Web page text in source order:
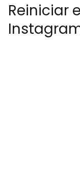
Reiniciar